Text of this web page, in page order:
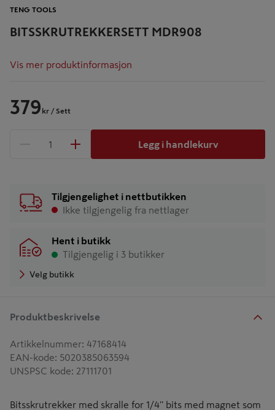
BITSSKRUTREKKERSETT MDR908
TENG TOOLS
Vis mer produktinformasjon
379 kr / Sett
1 produkter
Legg i handlekurv
Tilgjengelighet i nettbutikken
Ikke tilgjengelig fra nettlager
Hent i butikk
Tilgjengelig i 3 butikker
Velg butikk
Produktbeskrivelse
Artikkelnummer: 47168414
EAN-kode: 5020385063594
UNSPSC kode: 27111701
Bitsskrutrekker med skralle for 1/4'' bits med magnet som